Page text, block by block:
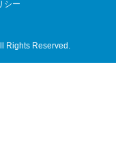
シー
Rights Reserved.